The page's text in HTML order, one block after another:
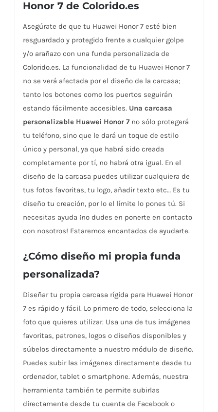
Honor 7 de Colorido.es
Asegúrate de que tu Huawei Honor 7 esté bien
resguardado y protegido frente a cualquier golpe
y/o arañazo con una funda personalizada de
Colorido.es. La funcionalidad de tu Huawei Honor 7
no se verá afectada por el diseño de la carcasa;
tanto los botones como los puertos seguirán
estando fácilmente accesibles. Una carcasa
personalizable Huawei Honor 7no sólo protegerá
tu teléfono, sino que le dará un toque de estilo
único y personal, ya que habrá sido creada
completamente por tí, no habrá otra igual. En el
diseño de la carcasa puedes utilizar cualquiera de
tus fotos favoritas, tu logo, añadir texto etc… Es tu
diseño tu creación, por lo el límite lo pones tú. Si
necesitas ayuda ¡no dudes en ponerte en contacto
con nosotros! Estaremos encantados de ayudarte.
¿Cómo diseño mi propia funda
personalizada?
Diseñar tu propia carcasa rígida para Huawei Honor
7 es rápido y fácil. Lo primero de todo, selecciona la
foto que quieres utilizar. Usa una de tus imágenes
favoritas, patrones, logos o diseños disponibles y
súbelos directamente a nuestro módulo de diseño.
Puedes subir las imágenes directamente desde tu
ordenador, tablet o smartphone. Además, nuestra
herramienta también te permite subirlas
directamente desde tu cuenta de Facebook o